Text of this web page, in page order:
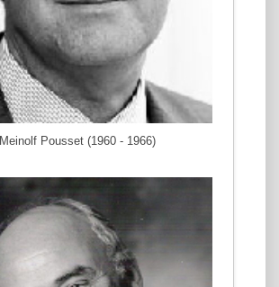
Meinolf Pousset (1960 - 1966)